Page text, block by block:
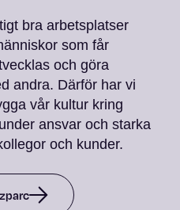
bra arbetsplatser
som får
och göra
andra. Därför har vi
vår kultur kring
ansvar och starka
och kunder.